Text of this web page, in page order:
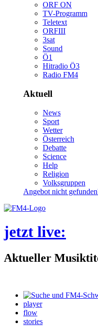
ORFON
TV-Programm
Teletext
ORFIII
3sat
Sound
Ö1
HitradioÖ3
RadioFM4
Aktuell
News
Sport
Wetter
Österreich
Debatte
Science
Help
Religion
Volksgruppen
jetztlive:
player
flow
stories